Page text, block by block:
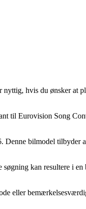
hvis du ønsker at
til Eurovision Song
Denne bilmodel
kan resultere i
eller